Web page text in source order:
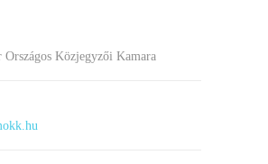
Országos Közjegyzői Kamara